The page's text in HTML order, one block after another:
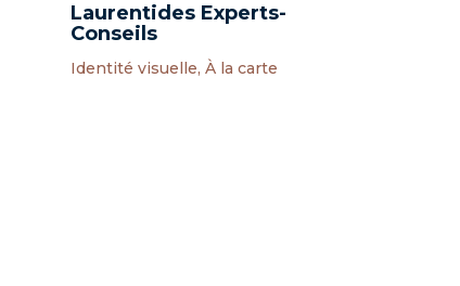
Laurentides Experts-
Conseils
Identité visuelle,À la carte